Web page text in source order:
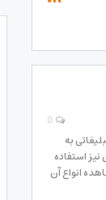
به
استفاده
انواع آن